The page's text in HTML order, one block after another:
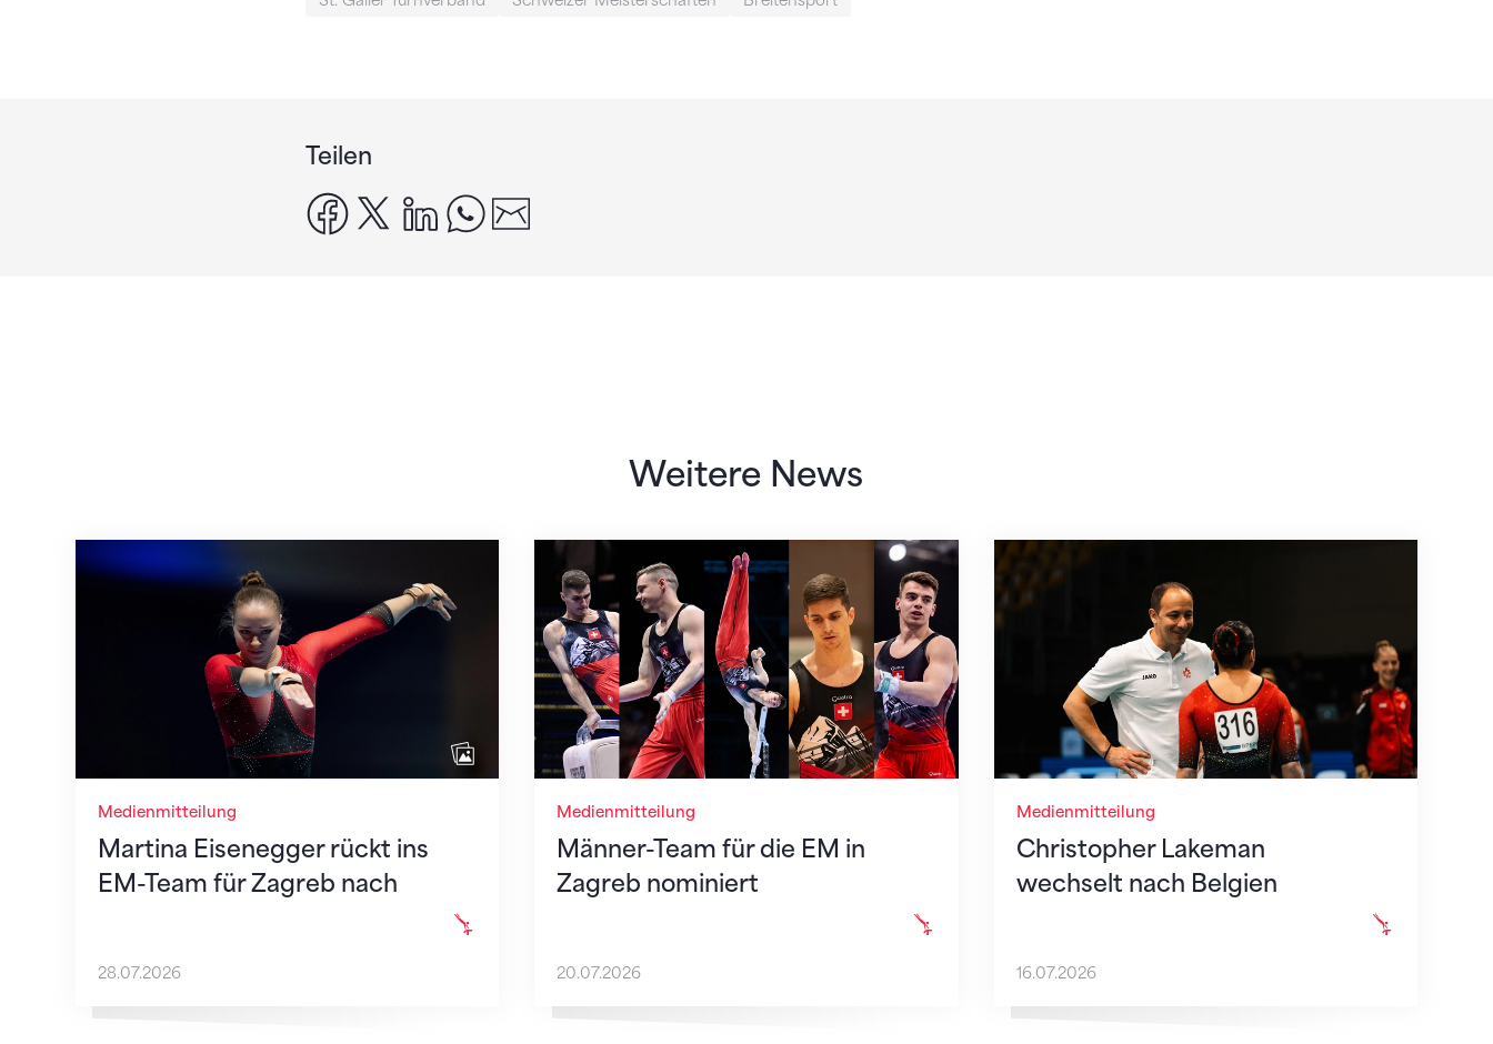
Teilen
facebook
x linkedinwhatsapp
Weitere News
Medienmitteilung
Martina Eisenegger rückt ins
EM-Team für Zagreb nach
Martina Eisenegger rückt ins EM-Team für Zagreb nach
28.07.2026
Medienmitteilung
Männer-Team für die EM in
Zagreb nominiert
Männer-Team für die EM in Zagreb nominiert
20.07.2026
Medienmitteilung
Christopher Lakeman
wechselt nach Belgien
Christopher Lakeman wechselt nach Belgien
16.07.2026